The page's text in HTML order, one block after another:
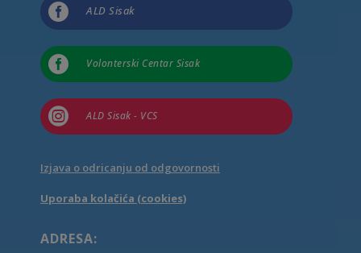
 ALD Sisak
 Volonterski Centar Sisak
 ALD Sisak - VCS
Izjava o odricanju od odgovornosti
Uporaba kolačića (cookies)
ADRESA: